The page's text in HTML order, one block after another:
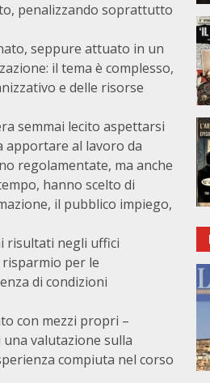
penalizzando soprattutto
seppure attuato in un
il tema è complesso,
e delle risorse
semmai lecito aspettarsi
apportare al lavoro da
regolamentate, ma anche
hanno scelto di
il pubblico impiego,
risultati negli uffici
per le
di condizioni
con mezzi propri –
valutazione sulla
compiuta nel corso